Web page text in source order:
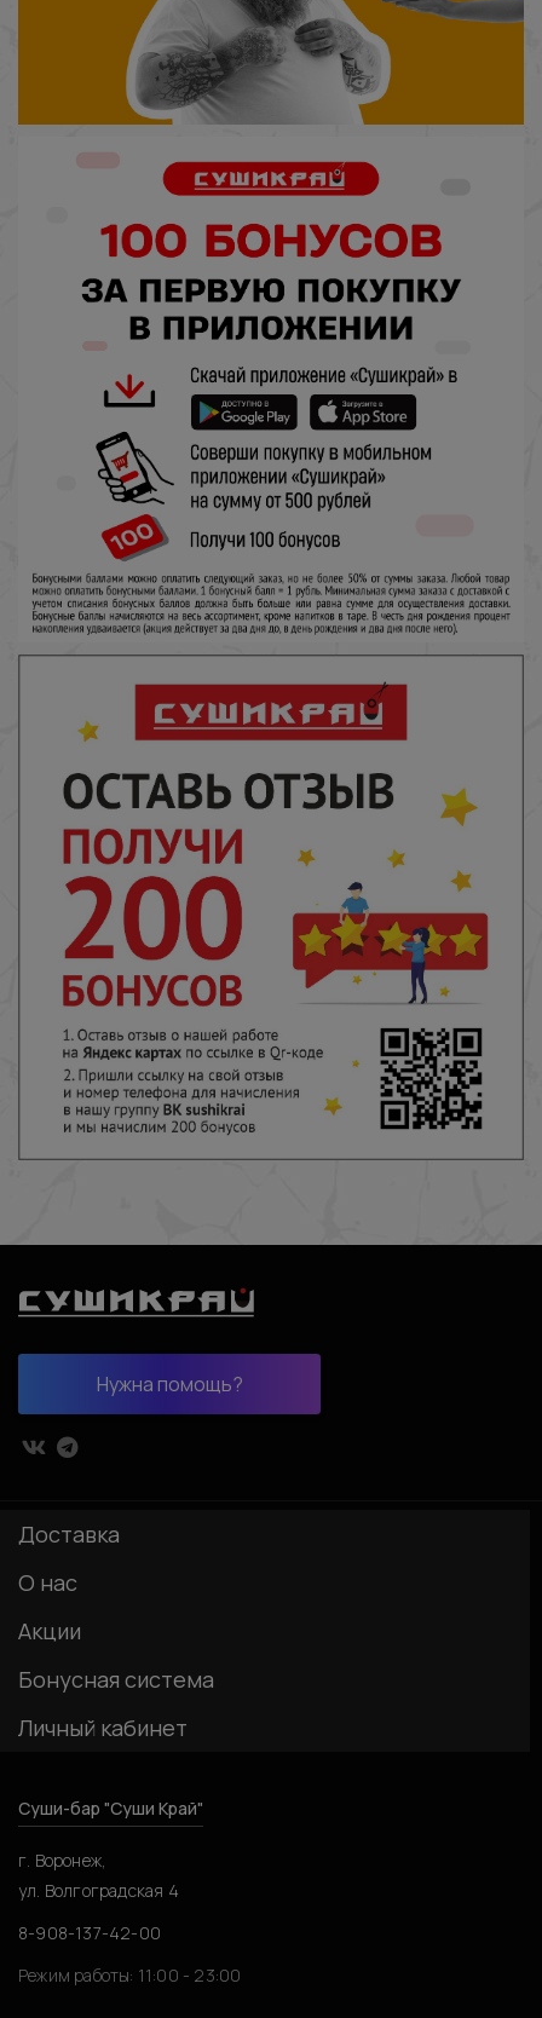
Нужна помощь?
Доставка
О нас
Акции
Бонусная система
Личный кабинет
Суши-бар "Суши Край"
г. Воронеж,
ул. Волгоградская 4
8-908-137-42-00
Режим работы: 11:00 - 23:00